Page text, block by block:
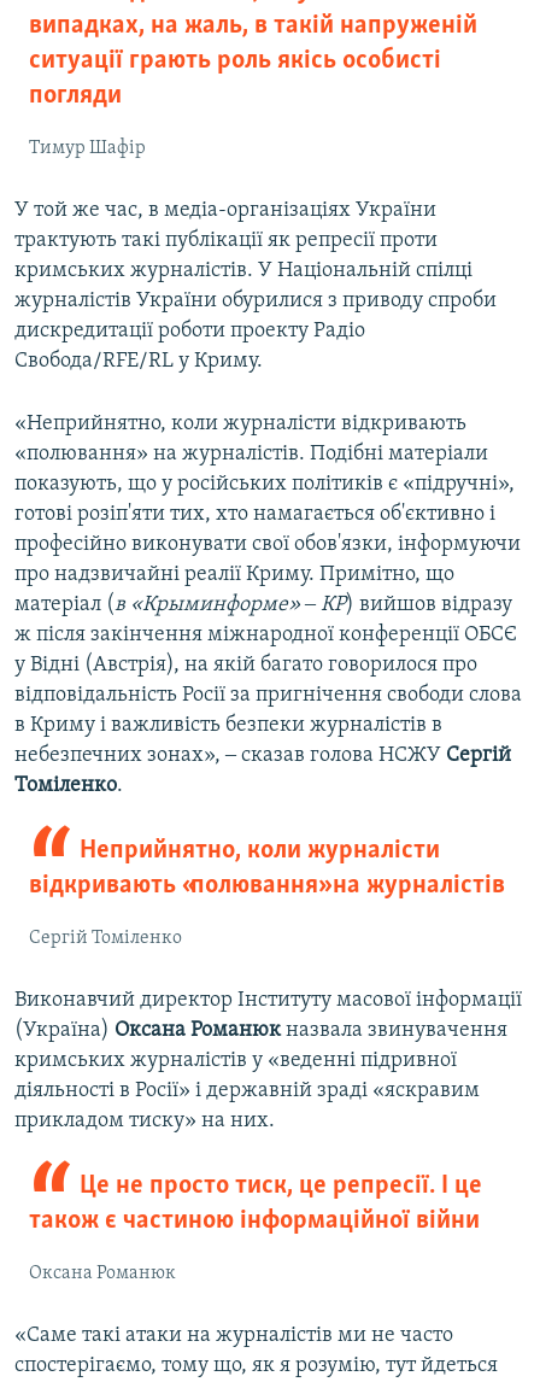
випадках, на жаль, в такій напруженій
ситуації грають роль якісь особисті
погляди
Тимур Шафір
У той же час, в медіа-організаціях України
трактують такі публікації як репресії проти
кримських журналістів. У Національній спілці
журналістів України обурилися з приводу спроби
дискредитації роботи проекту Радіо
Свобода/RFE/RL у Криму.
«Неприйнятно, коли журналісти відкривають
«полювання» на журналістів. Подібні матеріали
показують, що у російських політиків є «підручні»,
готові розіп'яти тих, хто намагається об'єктивно і
професійно виконувати свої обов'язки, інформуючи
про надзвичайні реалії Криму. Примітно, що
матеріал (в «Крыминформе» ‒ КР) вийшов відразу
ж після закінчення міжнародної конференції ОБСЄ
у Відні (Австрія), на якій багато говорилося про
відповідальність Росії за пригнічення свободи слова
в Криму і важливість безпеки журналістів в
небезпечних зонах», ‒ сказав голова НСЖУ Сергій
Томіленко.
Неприйнятно, коли журналісти
відкривають «полювання» на журналістів
Сергій Томіленко
Виконавчий директор Інституту масової інформації
(Україна) Оксана Романюкназвала звинувачення
кримських журналістів у «веденні підривної
діяльності в Росії» і державній зраді «яскравим
прикладом тиску» на них.
Це не просто тиск, це репресії. І це
також є частиною інформаційної війни
Оксана Романюк
«Саме такі атаки на журналістів ми не часто
спостерігаємо, тому що, як я розумію, тут йдеться